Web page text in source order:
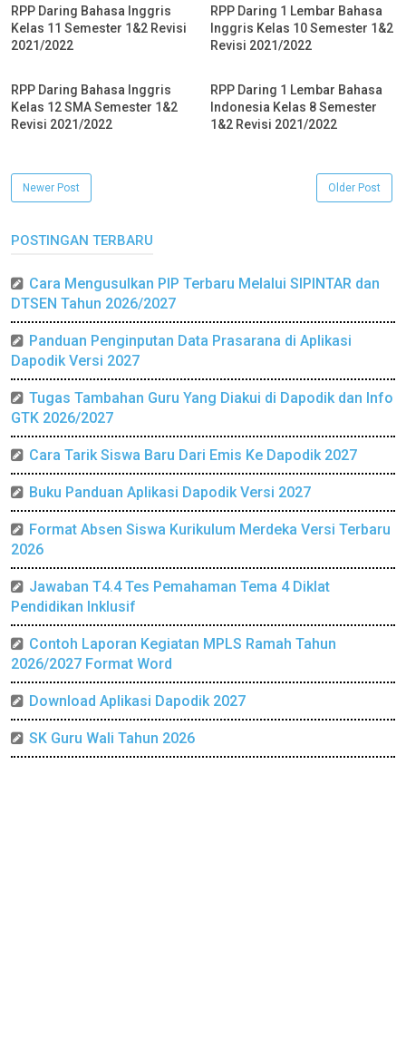
RPP Daring Bahasa Inggris
Kelas 11 Semester 1&2 Revisi
2021/2022
RPP Daring 1 Lembar Bahasa
Inggris Kelas 10 Semester 1&2
Revisi 2021/2022
RPP Daring Bahasa Inggris
Kelas 12 SMA Semester 1&2
Revisi 2021/2022
RPP Daring 1 Lembar Bahasa
Indonesia Kelas 8 Semester
1&2 Revisi 2021/2022
Newer Post Older Post
POSTINGAN TERBARU
Cara Mengusulkan PIP Terbaru Melalui SIPINTAR dan
DTSEN Tahun 2026/2027
Panduan Penginputan Data Prasarana di Aplikasi
Dapodik Versi 2027
Tugas Tambahan Guru Yang Diakui di Dapodik dan Info
GTK 2026/2027
Cara Tarik Siswa Baru Dari Emis Ke Dapodik 2027
Buku Panduan Aplikasi Dapodik Versi 2027
Format Absen Siswa Kurikulum Merdeka Versi Terbaru
2026
Jawaban T4.4 Tes Pemahaman Tema 4 Diklat
Pendidikan Inklusif
Contoh Laporan Kegiatan MPLS Ramah Tahun
2026/2027 Format Word
Download Aplikasi Dapodik 2027
SK Guru Wali Tahun 2026